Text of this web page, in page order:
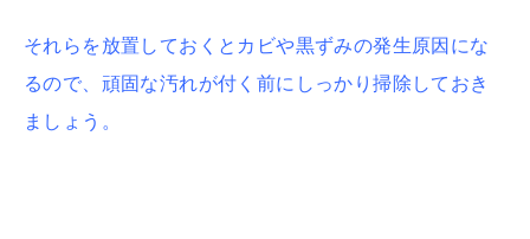
それらを放置しておくとカビや黒ずみの発生原因にな
るので、頑固な汚れが付く前にしっかり掃除しておき
ましょう。